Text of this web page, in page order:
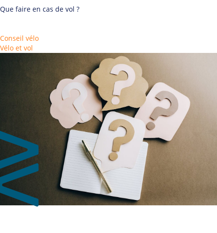
Que faire en cas de vol ?
Conseil vélo
Vélo et vol